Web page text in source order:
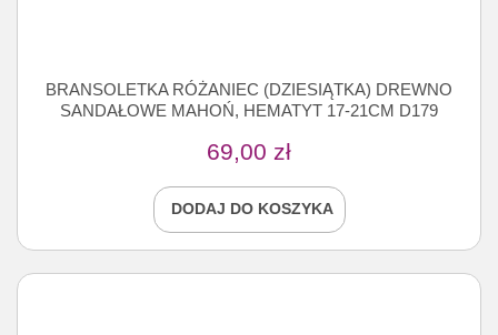
BRANSOLETKA RÓŻANIEC (DZIESIĄTKA) DREWNO
SANDAŁOWE MAHOŃ, HEMATYT 17-21CM D179
69,00 zł
DODAJ DO KOSZYKA